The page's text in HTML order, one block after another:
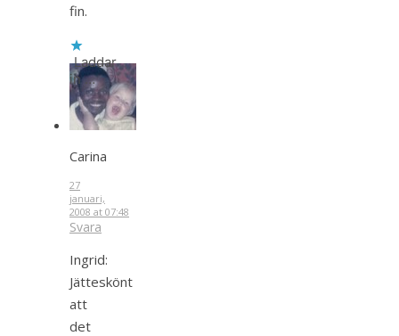
fin.
Laddar
in …
Carina
27
januari,
2008 at 07:48
Svara
Ingrid:
Jätteskönt
att
det